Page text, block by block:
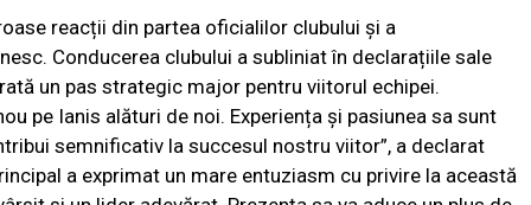
reacții din partea oficialilor clubului și a
Conducerea clubului a subliniat în declarațiile sale
un pas strategic major pentru viitorul echipei.
pe Ianis alături de noi. Experiența și pasiunea sa sunt
semnificativ la succesul nostru viitor”, a declarat
a exprimat un mare entuziasm cu privire la această